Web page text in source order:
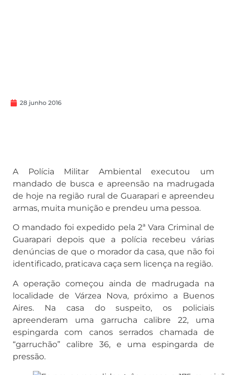
28 junho 2016
A Polícia Militar Ambiental executou um
mandado de busca e apreensão na madrugada
de hoje na região rural de Guarapari e apreendeu
armas, muita munição e prendeu uma pessoa.
O mandado foi expedido pela 2ª Vara Criminal de
Guarapari depois que a polícia recebeu várias
denúncias de que o morador da casa, que não foi
identificado, praticava caça sem licença na região.
A operação começou ainda de madrugada na
localidade de Várzea Nova, próximo a Buenos
Aires. Na casa do suspeito, os policiais
apreenderam uma garrucha calibre 22, uma
espingarda com canos serrados chamada de
“garruchão” calibre 36, e uma espingarda de
pressão.